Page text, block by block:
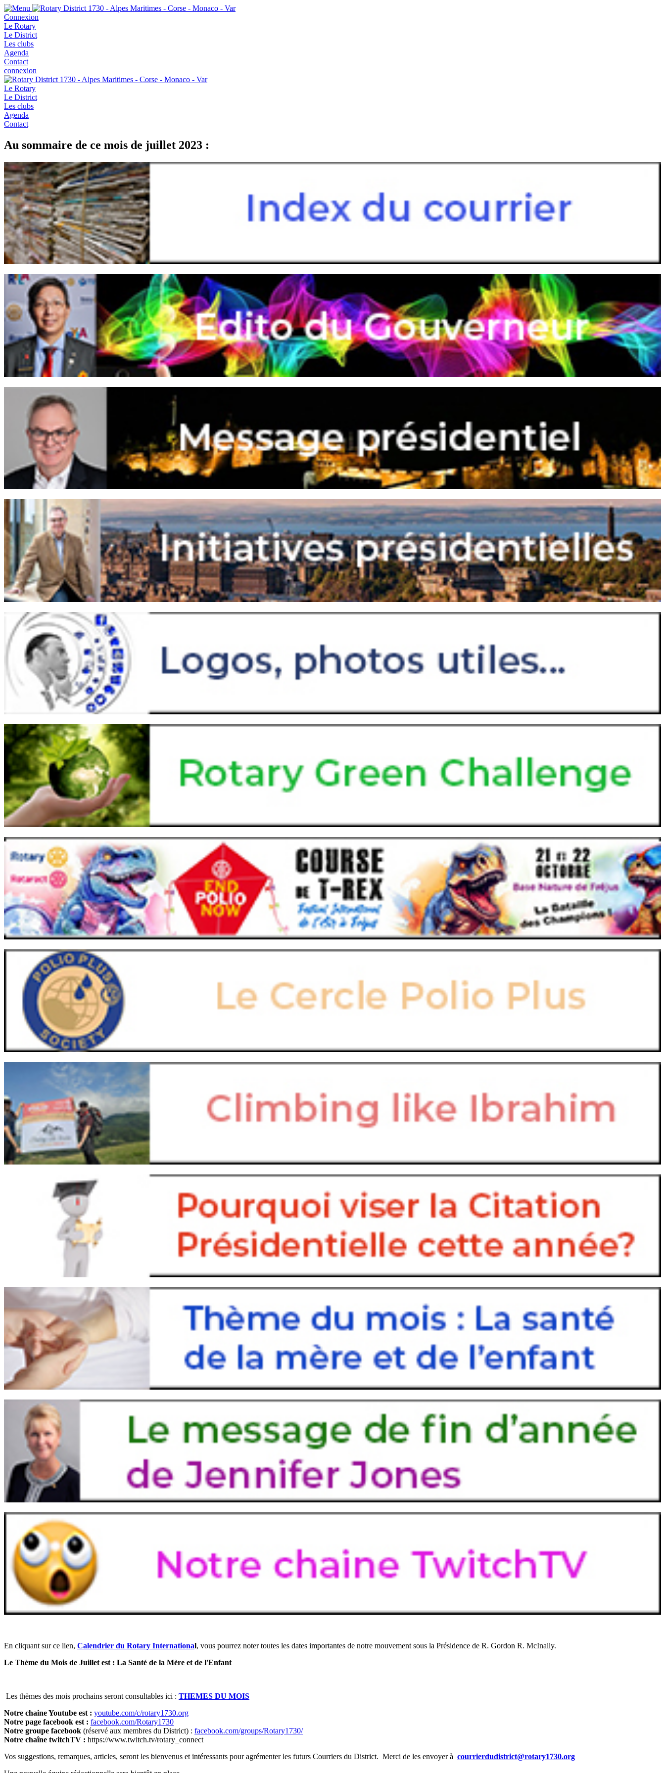
Connexion
Le Rotary
Le District
Les clubs
Agenda
Contact
connexion
Le Rotary
Le District
Les clubs
Agenda
Contact
Au sommaire de ce mois de juillet 2023 :
En cliquant sur ce lien, Calendrier du Rotary International, vous pourrez noter toutes les dates importantes de notre mouvement sous la Présidence de R. Gordon R. McInally.
Le Thème du Mois de Juillet est : La Santé de la Mère et de l'Enfant
Les thèmes des mois prochains seront consultables ici : THEMES DU MOIS
Notre chaine Youtube est : youtube.com/c/rotary1730.org
Notre page facebook est : facebook.com/Rotary1730
Notre groupe facebook (réservé aux membres du District) : facebook.com/groups/Rotary1730/
Notre chaîne twitchTV : https://www.twitch.tv/rotary_connect
Vos suggestions, remarques, articles, seront les bienvenus et intéressants pour agrémenter les futurs Courriers du District. Merci de les envoyer à courrierdudistrict@rotary1730.org